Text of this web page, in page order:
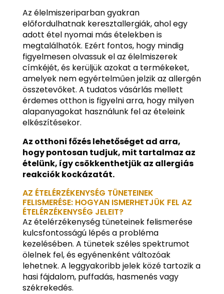
Az élelmiszeriparban gyakran
előfordulhatnak keresztallergiák, ahol egy
adott étel nyomai más ételekben is
megtalálhatók. Ezért fontos, hogy mindig
figyelmesen olvassuk el az élelmiszerek
címkéjét, és kerüljük azokat a termékeket,
amelyek nem egyértelműen jelzik az allergén
összetevőket. A tudatos vásárlás mellett
érdemes otthon is figyelni arra, hogy milyen
alapanyagokat használunk fel az ételeink
elkészítésekor.
Az otthoni főzés lehetőséget ad arra,
hogy pontosan tudjuk, mit tartalmaz az
ételünk, így csökkenthetjük az allergiás
reakciók kockázatát.
AZ ÉTELÉRZÉKENYSÉG TÜNETEINEK
FELISMERÉSE: HOGYAN ISMERHETJÜK FEL AZ
ÉTELÉRZÉKENYSÉG JELEIT?
Az ételérzékenység tüneteinek felismerése
kulcsfontosságú lépés a probléma
kezelésében. A tünetek széles spektrumot
ölelnek fel, és egyénenként változóak
lehetnek. A leggyakoribb jelek közé tartozik a
hasi fájdalom, puffadás, hasmenés vagy
székrekedés.